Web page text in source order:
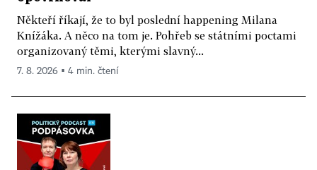
Někteří říkají, že to byl poslední happening Milana
Knížáka. A něco na tom je. Pohřeb se státními poctami
organizovaný těmi, kterými slavný...
7. 8. 2026 ▪ 4 min. čtení